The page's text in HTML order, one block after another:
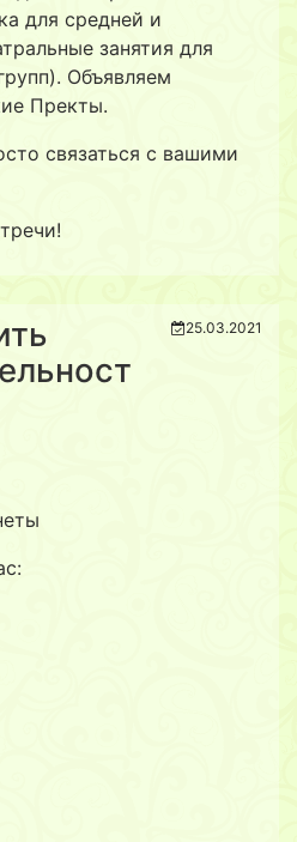
для средней и
занятия для
Объявляем
Пректы.
связаться с вашими
25.03.2021